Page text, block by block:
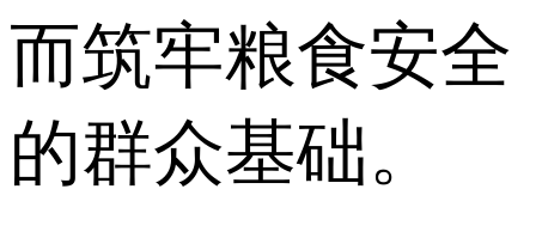
而筑牢粮食安全
的群众基础。